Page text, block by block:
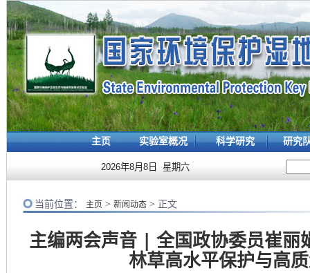
主页 实验室概况 科学研究 研究
2026年8月8日 星期六
当前位置： 主页 > 新闻动态 > 正文
主编两会声音 | 全国政协委员崔丽
林草高水平保护与高